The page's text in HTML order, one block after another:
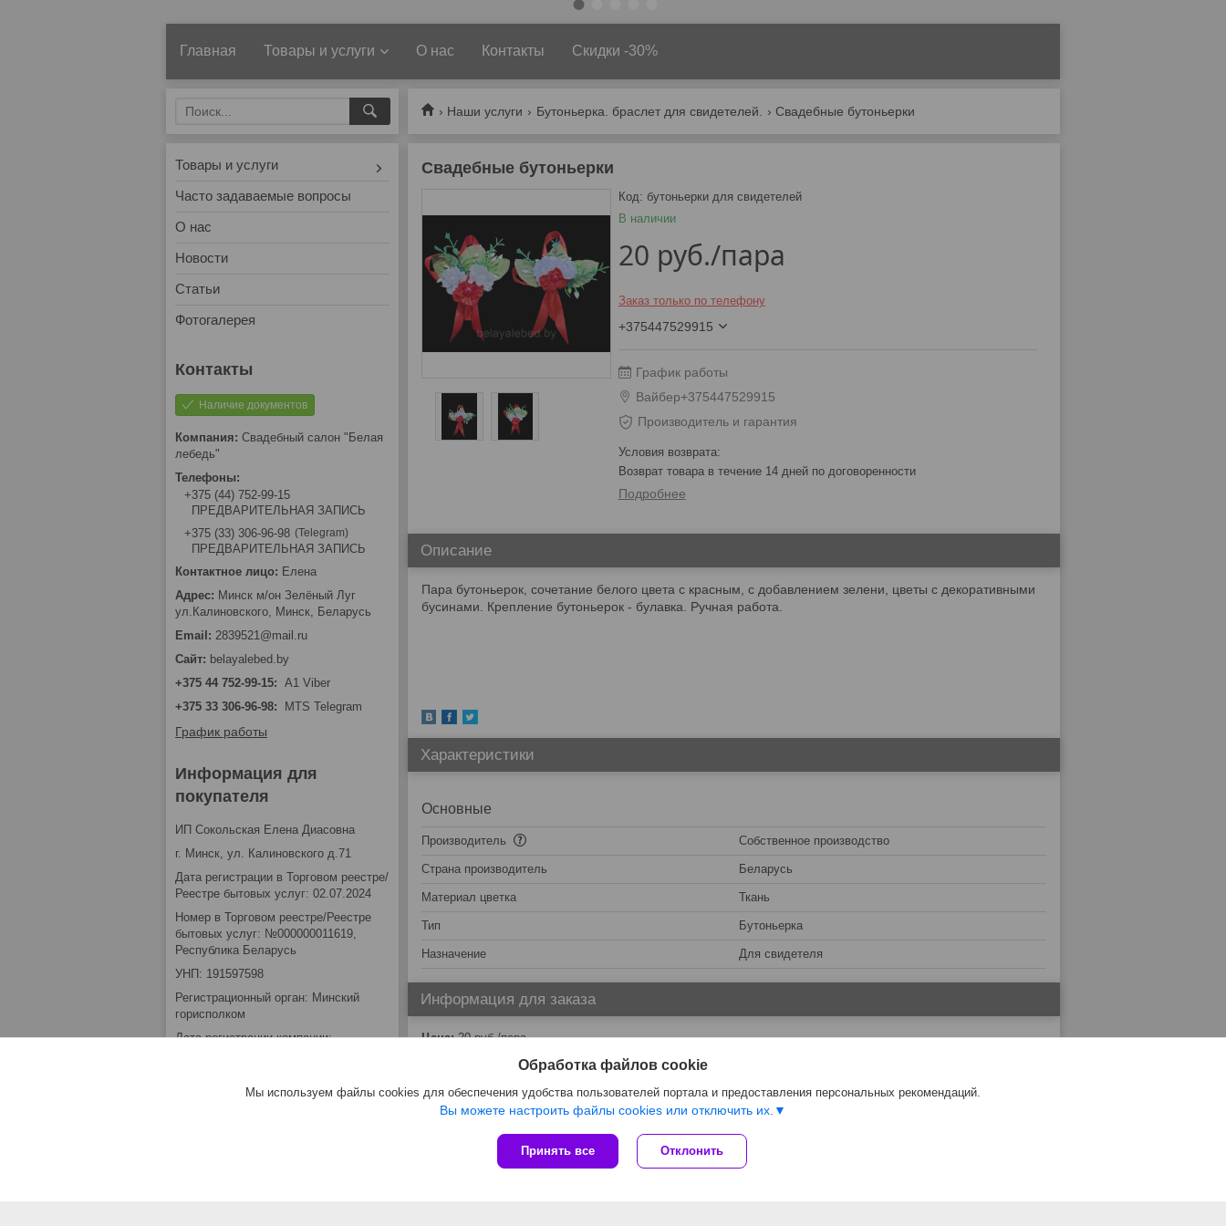
Главная Товары и услуги О нас Контакты Скидки -30%
Наши услуги Бутоньерка. браслет для свидетелей. Свадебные бутоньерки
Свадебные бутоньерки
В наличии
Код: бутоньерки для свидетелей
20 руб./пара
Заказ только по телефону
+375447529915
График работы
Вайбер+375447529915
Производитель и гарантия
возврат товара в течение 14 дней по договоренности
Подробнее
Описание
Пара бутоньерок, сочетание белого цвета с красным, с добавлением зелени, цветы с декоративными
бусинами. Крепление бутоньерок - булавка. Ручная работа.
Характеристики
Основные
Производитель Собственное производство
Страна производитель Беларусь
Материал цветка Ткань
Тип Бутоньерка
Назначение Для свидетеля
Информация для заказа
Цена:20руб./пара
Товары и услуги
Часто задаваемые вопросы
О нас
Новости
Статьи
Фотогалерея
Наличие документов
Свадебный салон "Белая
лебедь"
+375 (44) 752-99-15
ПРЕДВАРИТЕЛЬНАЯ ЗАПИСЬ
+375 (33) 306-96-98
Telegram
ПРЕДВАРИТЕЛЬНАЯ ЗАПИСЬ
Елена
Минск м/он Зелёный Луг
ул.Калиновского, Минск, Беларусь
2839521@mail.ru
belayalebed.by
+375 44 752-99-15
A1 Viber
+375 33 306-96-98
MTS Telegram
График работы
Информация для
покупателя
ИП Сокольская Елена Диасовна
г. Минск, ул. Калиновского д.71
Дата регистрации в Торговом реестре/
Реестре бытовых услуг: 02.07.2024
Номер в Торговом реестре/Реестре
бытовых услуг: №000000011619,
Республика Беларусь
УНП: 191597598
Регистрационный орган: Минский
горисполком
Дата регистрации компании:
Местонахождение книги замечаний и
Обработка файлов cookie
Мы используем файлы cookies для обеспечения удобства пользователей портала и предоставления персональных рекомендаций.
Вы можете настроить файлы cookies или отключить их.
Принять все Отклонить